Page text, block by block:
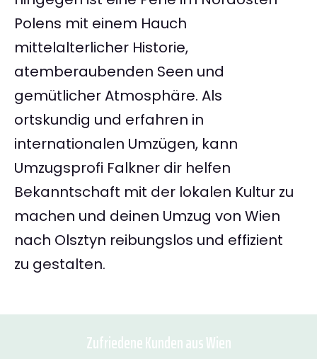
Polens mit einem Hauch
mittelalterlicher Historie,
atemberaubenden Seen und
gemütlicher Atmosphäre. Als
ortskundig und erfahren in
internationalen Umzügen, kann
Umzugsprofi Falkner dir helfen
Bekanntschaft mit der lokalen Kultur zu
machen und deinen Umzug von Wien
nach Olsztyn reibungslos und effizient
zu gestalten.
Zufriedene Kunden aus Wien